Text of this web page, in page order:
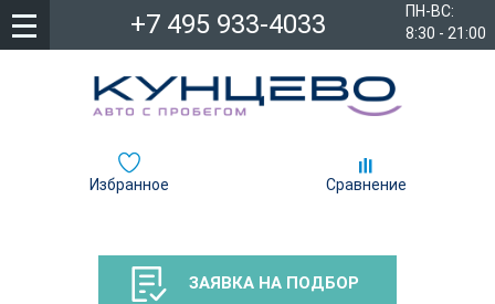
ПН-ВС:
8:30 - 21:00
+7 495 933-4033
Избранное Сравнение
ЗАЯВКА НА ПОДБОР